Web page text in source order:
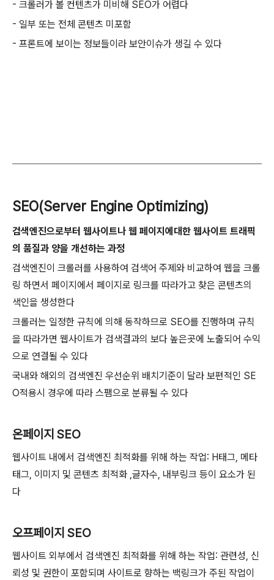
- 크롤러가 볼 컨텐츠가 미비해 SEO가 어렵다
- 일부 또는 전체 콘텐츠 미포함
- 프론트에 보이는 정보들이라 보안이슈가 생길 수 있다
SEO(Server Engine Optimizing)
검색엔진으로부터 웹사이트나 웹 페이지에대한 웹사이트 트래픽
의 품질과 양을 개선하는 과정
검색엔진이 크롤러를 사용하여 검색어 주제와 비교하여 웹을 크롤
링 하면서 페이지에서 페이지로 링크를 따라가고 찾은 콘텐츠의
색인을 생성한다
크롤러는 일정한 규칙에 의해 동작하므로 SEO를 진행하며 규칙
을 따라가면 웹사이트가 검색결과의 보다 높은곳에 노출되어 수익
으로 연결될 수 있다
국내와 해외의 검색엔진 우선순위 배치기준이 달라 보편적인 SE
O적용시 경우에 따라 스팸으로 분류될 수 있다
온페이지 SEO
웹사이트 내에서 검색엔진 최적화를 위해 하는 작업: H태그, 메타
태그, 이미지 및 콘텐츠 최적화 ,글자수, 내부링크 등이 요소가 된
다
오프페이지 SEO
웹사이트 외부에서 검색엔진 최적화를 위해 하는 작업: 관련성, 신
뢰성 및 권한이 포함되며 사이트로 향하는 백링크가 주된 작업이